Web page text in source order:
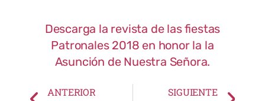
Descarga la revista de las fiestas
Patronales 2018 en honor la la
Asunción de Nuestra Señora.
ANTERIOR SIGUIENTE